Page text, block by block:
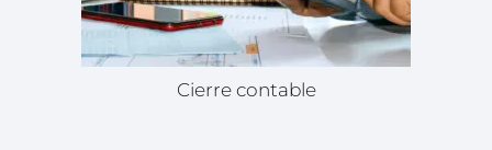
Cierre contable